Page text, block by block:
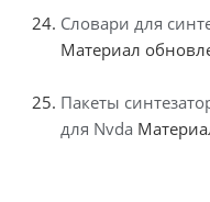
Словари для
Материал
Пакеты
для Nvda